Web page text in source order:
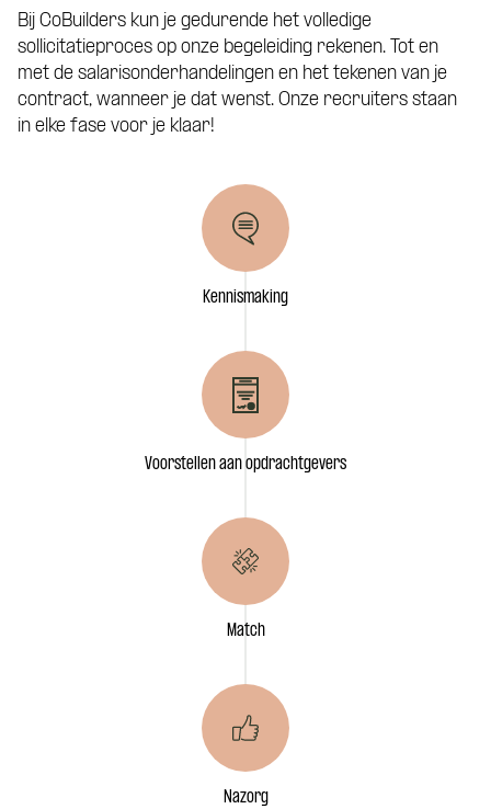
Bij CoBuilders kun je gedurende het volledige
sollicitatieproces op onze begeleiding rekenen. Tot en
met de salarisonderhandelingen en het tekenen van je
contract, wanneer je dat wenst. Onze recruiters staan
in elke fase voor je klaar!
Kennismaking
Voorstellen aan opdrachtgevers
Match
Nazorg
Motivatie (niet verplicht)